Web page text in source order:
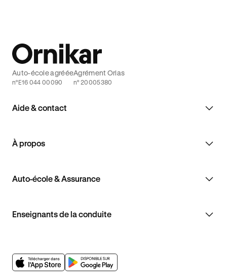
Aide & contact
À propos
Auto-école & Assurance
Enseignants de la conduite
Auto-école agréée
n°E16 044 00090
Agrément Orias
n° 20005380